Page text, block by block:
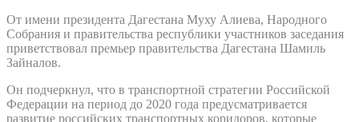
От имени президента Дагестана Муху Алиева, Народного
Собрания и правительства республики участников заседания
приветствовал премьер правительства Дагестана Шамиль
Зайналов.
Он подчеркнул, что в транспортной стратегии Российской
Федерации на период до 2020 года предусматривается
развитие российских транспортных коридоров, которые